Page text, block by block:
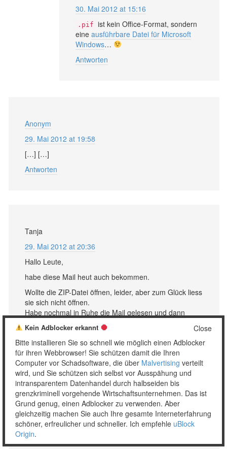
30. Mai 2012 at 15:16
.pif ist kein Office-Format, sondern
eine ausführbare Datei für Microsoft
Windows…
Antworten
Anonym
29. Mai 2012 at 19:58
[…] […]
Antworten
Tanja
29. Mai 2012 at 20:36
Hallo Leute,
habe diese Mail heut auch bekommen.
Wollte die ZIP-Datei öffnen, leider, aber zum Glück liess
sie sich nicht öffnen.
Habe nochmal in Ruhe die Mail gelesen und dann
begriffen, das es ein Fake ist.
Da keine def Firma steht und die Anrede doch recht
unpersönlich war.
Nun ist diese nette Mail im Papierkorb gelandet,
nachdem ich den kurzen Schock verdaut hatte, solch
angeblich hohen Schulden zu haben.
Antworten
Close
Kein Adblocker erkannt
Bitte installieren Sie so schnell wie möglich einen Adblocker
für ihren Webbrowser! Sie schützen damit die Ihren
Computer vor Schadsoftware, die über Malvertising verteilt
wird, und Sie schützen sich selbst vor Ausspähung und
intransparentem Datenhandel durch halbseiden bis
grenzkriminell vorgehende Wirtschaftsunternehmen. Das ist
Grund genug, einen Adblocker zu verwenden. Aber
gleichzeitig machen Sie auch Ihre gesamte Interneterfahrung
schöner, erfreulicher und schneller. Ich empfehle uBlock
Origin.